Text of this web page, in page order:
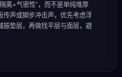
离+气密性”，而不是单纯堆厚
传声或脚步冲击声，优先考虑浮
振垫层，再做找平层与面层，避